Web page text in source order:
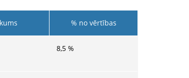
% no vērtības
8,5 %